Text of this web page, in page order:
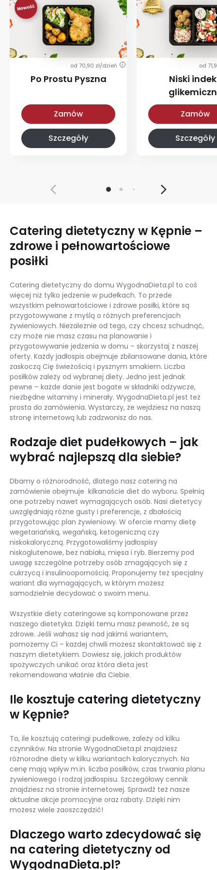
od 70,90 zł/dzień i
Po Prostu Pyszna
Zamów
Szczegóły
od
Niski
Zamów
Szczegóły
Catering dietetyczny w Kępnie –
zdrowe i pełnowartościowe
posiłki
Catering dietetyczny do domu WygodnaDieta.pl to coś
więcej niż tylko jedzenie w pudełkach. To przede
wszystkim pełnowartościowe i zdrowe posiłki, które są
przygotowywane z myślą o różnych preferencjach
żywieniowych. Niezależnie od tego, czy chcesz schudnąć,
czy może nie masz czasu na planowanie i
przygotowywanie jedzenia w domu – skorzystaj z naszej
oferty. Każdy jadłospis obejmuje zbilansowane dania, które
zaskoczą Cię świeżością i pysznym smakiem. Liczba
posiłków zależy od wybranej diety. Jedno jest jednak
pewne – każde danie jest bogate w składniki odżywcze,
niezbędne witaminy i minerały. WygodnaDieta.pl jest też
prosta do zamówienia. Wystarczy, że wejdziesz na naszą
stronę internetową lub zadzwonisz do nas.
Rodzaje diet pudełkowych – jak
wybrać najlepszą dla siebie?
Dbamy o różnorodność, dlatego nasz catering na
zamówienie obejmuje kilkanaście diet do wyboru. Spełnią
one potrzeby nawet wymagających osób. Nasi dietetycy
uwzględniają różne gusty i preferencje, z dbałością
przygotowując plan żywieniowy. W ofercie mamy dietę
wegetariańską, wegańską, ketogeniczną czy
niskokaloryczną. Przygotowaliśmy jadłospisy
niskoglutenowe, bez nabiału, mięsa i ryb. Bierzemy pod
uwagę szczególne potrzeby osób zmagających się z
cukrzycą i insulinoopornością. Proponujemy też specjalny
wariant dla wymagających, w którym możesz
samodzielnie decydować o swoim menu.
Wszystkie diety cateringowe są komponowane przez
naszego dietetyka. Dzięki temu masz pewność, że są
zdrowe. Jeśli wahasz się nad jakimś wariantem,
pomożemy Ci – każdej chwili możesz skontaktować się z
naszym dietetykiem. Dowiesz się, jakich produktów
spożywczych unikać oraz która dieta jest
rekomendowana właśnie dla Ciebie.
Ile kosztuje catering dietetyczny
w Kępnie?
To, ile kosztują cateringi pudełkowe, zależy od kilku
czynników. Na stronie WygodnaDieta.pl znajdziesz
różnorodne diety w kilku wariantach kalorycznych. Na
cenę mają wpływ m.in. liczba posiłków, czas trwania planu
żywieniowego i rodzaj jadłospisu. Szczegółowy cennik
znajdziesz na stronie internetowej. Sprawdź też nasze
aktualne akcje promocyjne oraz rabaty. Dzięki nim
możesz wiele zaoszczędzić!
Dlaczego warto zdecydować się
na catering dietetyczny od
WygodnaDieta.pl?